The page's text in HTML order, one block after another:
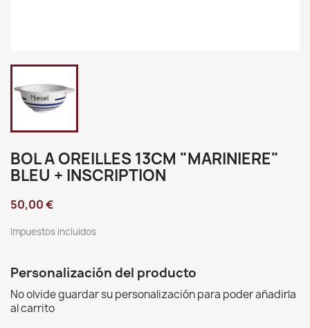
BOL A OREILLES 13CM "MARINIERE"
BLEU + INSCRIPTION
50,00 €
Impuestos incluidos
Personalización del producto
No olvide guardar su personalización para poder añadirla
al carrito